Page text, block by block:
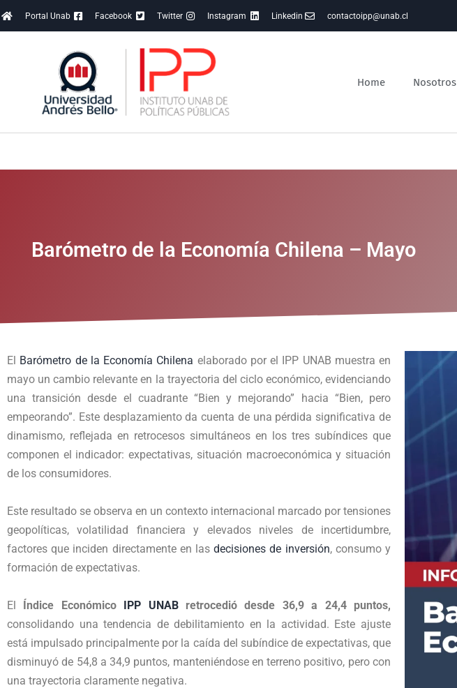
Portal Unab Facebook Twitter Instagram Linkedin contactoipp@unab.cl
Home Nosotros
Barómetro de la Economía Chilena – Mayo
El Barómetro de la Economía Chilena elaborado por el IPP UNAB muestra en
mayo un cambio relevante en la trayectoria del ciclo económico, evidenciando
una transición desde el cuadrante “Bien y mejorando” hacia “Bien, pero
empeorando”. Este desplazamiento da cuenta de una pérdida significativa de
dinamismo, reflejada en retrocesos simultáneos en los tres subíndices que
componen el indicador: expectativas, situación macroeconómica y situación
de los consumidores.
Este resultado se observa en un contexto internacional marcado por tensiones
geopolíticas, volatilidad financiera y elevados niveles de incertidumbre,
factores que inciden directamente en lasdecisiones de inversión, consumo y
formación de expectativas.
El Índice Económico IPP UNABretrocedió desde 36,9 a 24,4 puntos,
consolidando una tendencia de debilitamiento en la actividad. Este ajuste
está impulsado principalmente por la caída del subíndice de expectativas, que
disminuyó de 54,8 a 34,9 puntos, manteniéndose en terreno positivo, pero con
una trayectoria claramente negativa.